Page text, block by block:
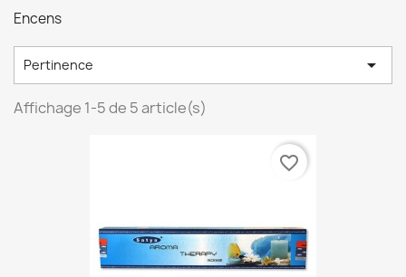
Encens
Pertinence 
Affichage 1-5 de 5 article(s)
favorite_border